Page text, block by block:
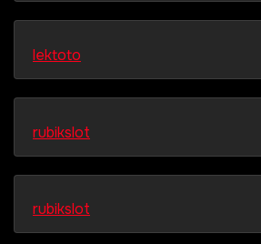
lektoto
rubikslot
rubikslot